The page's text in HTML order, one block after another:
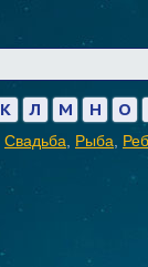
К Л М Н О
Свадьба Рыба